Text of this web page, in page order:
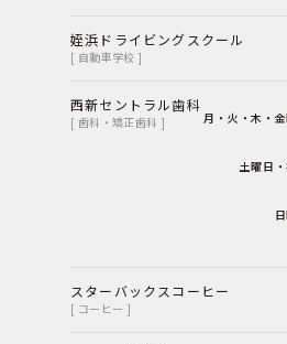
姪浜ドライビングスクール
[ 自動車学校 ]
西新セントラル歯科
[ 歯科・矯正歯科 ] 月・火・木・
土曜日
スターバックスコーヒー
[ コーヒー ]